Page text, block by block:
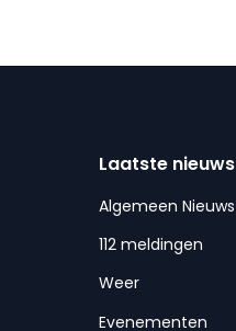
Laatste nieuws
Algemeen Nieuws
112 meldingen
Weer
Evenementen